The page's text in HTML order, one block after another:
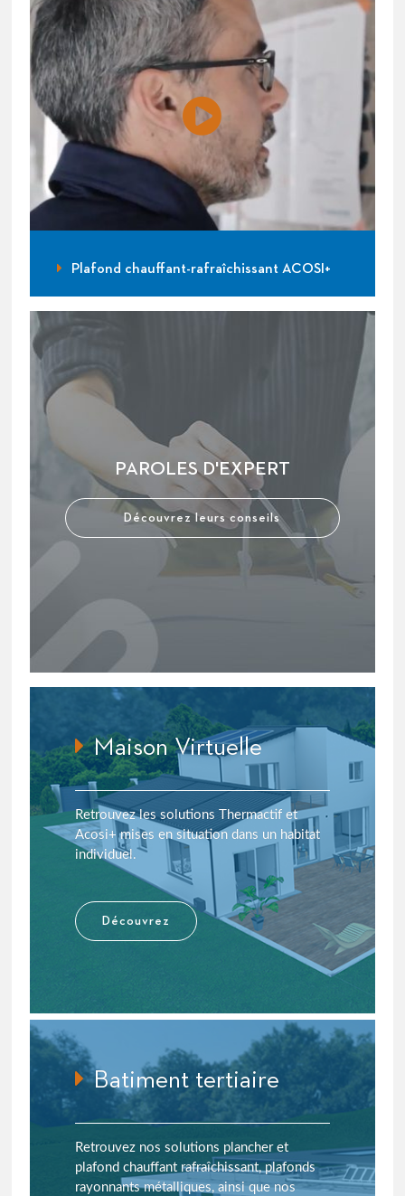
Plafond chauffant-rafraîchissant ACOSI+
PAROLES D'EXPERT
Découvrez leurs conseils
Maison Virtuelle
Retrouvez les solutions Thermactif et
Acosi+ mises en situation dans un habitat
individuel.
Découvrez
Batiment tertiaire
Retrouvez nos solutions plancher et
plafond chauffant rafraîchissant, plafonds
rayonnants métalliques, ainsi que nos